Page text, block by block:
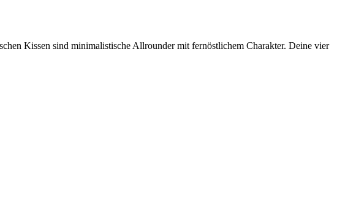
Kissen sind minimalistische Allrounder mit fernöstlichem Charakter. Deine vier